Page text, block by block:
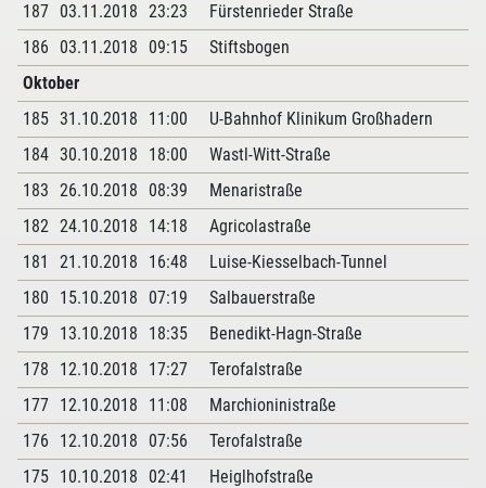
187 03.11.2018 23:23
Fürstenrieder Straße
186
03.11.2018 09:15
Stiftsbogen
Oktober
185 31.10.2018 11:00
U-Bahnhof Klinikum Großhadern
184 30.10.2018 18:00
Wastl-Witt-Straße
183 26.10.2018 08:39
Menaristraße
182 24.10.2018 14:18
Agricolastraße
181
21.10.2018 16:48
Luise-Kiesselbach-Tunnel
180
15.10.2018 07:19
Salbauerstraße
179
13.10.2018 18:35
Benedikt-Hagn-Straße
178
12.10.2018 17:27
Terofalstraße
177 12.10.2018 11:08
Marchioninistraße
176
12.10.2018 07:56
Terofalstraße
175 10.10.2018 02:41
Heiglhofstraße